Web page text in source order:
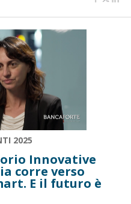
2025
Innovative
corre verso
E il futuro è